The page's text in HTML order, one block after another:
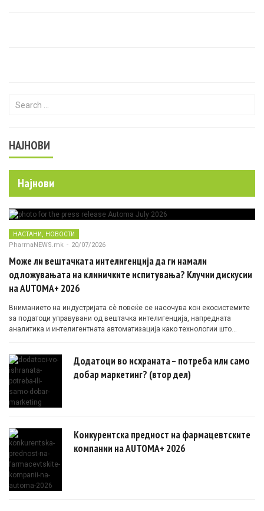
Search for:
НАЈНОВИ
Најнови
НАСТАНИ, НОВОСТИ
PharmaNEWS.mk - 20/07/2026
Може ли вештачката интелигенција да ги намали
одложувањата на клиничките испитувања? Клучни дискусии
на AUTOMA+ 2026
Вниманието на индустријата сè повеќе се насочува кон екосистемите
за податоци управувани од вештачка интелигенција, напредната
аналитика и интелигентната автоматизација како технологии што
Додатоци во исхраната – потреба или само
добар маркетинг? (втор дел)
Конкурентска предност на фармацевтските
компании на AUTOMA+ 2026